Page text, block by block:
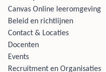
Canvas Online leeromgeving
Beleid en richtlijnen
Contact & Locaties
Docenten
Events
Recruitment en Organisaties